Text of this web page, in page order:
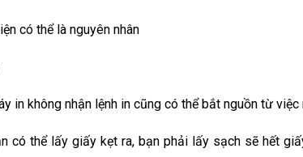
có thể là nguyên nhân
in không nhận lệnh in cũng có thể bắt nguồn từ
có thể lấy giấy kẹt ra, bạn phải lấy sạch sẽ hết